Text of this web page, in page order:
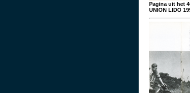
Pagina uit het
UNION LIDO